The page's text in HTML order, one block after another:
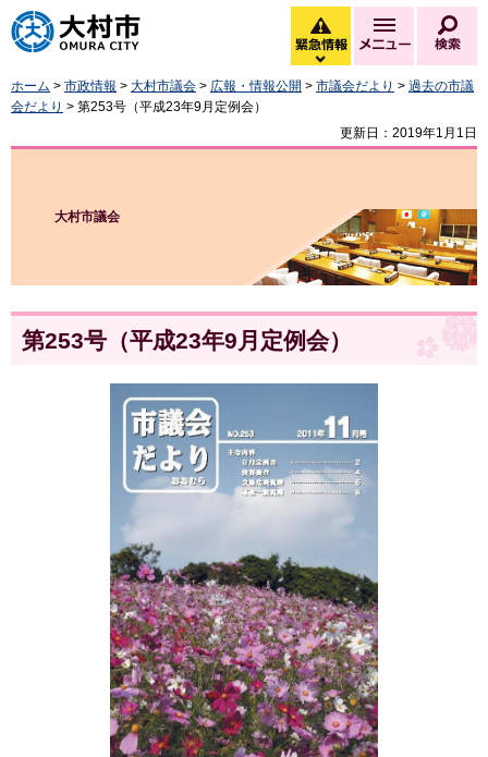
大村市
緊急情報
緊急情報を開く
メニュー
ホーム > 市政情報 > 大村市議会 > 広報・情報公開 > 市議会だより > 過去の市議
会だより > 第253号（平成23年9月定例会）
更新日：2019年1月1日
大村市議会
第253号（平成23年9月定例会）